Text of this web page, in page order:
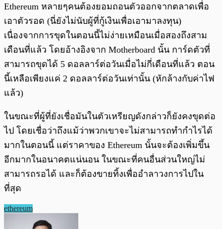
Ethereum หลายๆคนต้องยอมถอนตัวออกจากตลาดเพื่อ
เอาตัวรอด (นี่ยังไม่นับผู้ที่กู้เงินเพื่อเอามาลงทุน)
เนื่องจากการขุดในตอนนี้ไม่ง่ายเหมือนเมื่อสองถึงสาม
เดือนที่แล้ว โดยอ้างอิงจาก Motherboard นั้น การ์ดตัวที่
สามารถขุดได้ 5 ดอลลาร์ต่อวันเมื่อไม่กี่เดือนที่แล้ว ตอน
นี้เหลือเพียงแค่ 2 ดอลลาร์ต่อวันเท่านั้น (หักล้างกับค่าไฟ
แล้ว)
ในขณะที่ผู้ที่ยังเชื่อมันในตัวเหรียญดังกล่าวก็ยังคงขุดต่อ
ไป โดยเชื่อว่าถึงแม้ว่าพวกเขาจะไม่สามารถทำกำไรได้
มากในตอนนี้ แต่ราคาของ Ethereum นั้นจะต้องเพิ่มขึ้น
อีกมากในอนาคตแน่นอน ในขณะที่คนอื่นส่วนใหญ่ไม่
สามารถรอได้ และก็ต้องขายทิ้งเพื่ออำลาวงการไปใน
ที่สุด
ethereum